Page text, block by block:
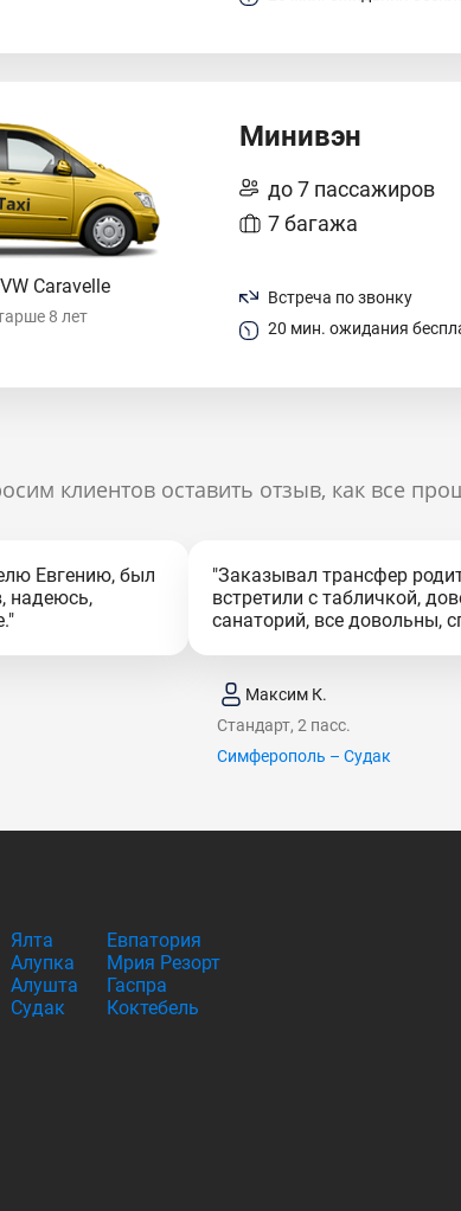
VW Caravelle
8 лет
Минивэн
до 7 пассажиров
7 багажа
Встреча по звонку
20 мин. ожидания
клиентов оставить отзыв, как все
Евгению, был
надеюсь,
"Заказывал трансфер
встретили с табличкой,
санаторий, все довольны,
Максим К.
Стандарт, 2 пасс.
Симферополь – Судак
Ялта
Алупка
Алушта
Судак
Евпатория
Мрия Резорт
Гаспра
Коктебель